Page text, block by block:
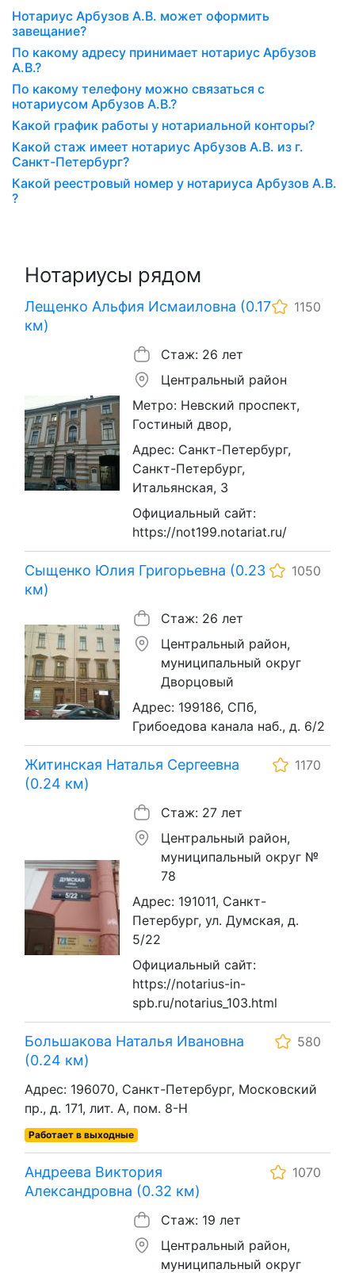
Нотариус Арбузов А.В. может оформить
завещание?
По какому адресу принимает нотариус Арбузов
А.В.?
По какому телефону можно связаться с
нотариусом Арбузов А.В.?
Какой график работы у нотариальной конторы?
Какой стаж имеет нотариус Арбузов А.В. из г.
Санкт-Петербург?
Какой реестровый номер у нотариуса Арбузов А.В.
?
Нотариусы рядом
Лещенко Альфия Исмаиловна (0.17
км)
1150
Стаж: 26 лет
Центральный район
Метро: Невский проспект,
Гостиный двор,
Адрес: Санкт-Петербург,
Санкт-Петербург,
Итальянская, 3
Официальный сайт:
https://not199.notariat.ru/
Сыщенко Юлия Григорьевна (0.23
км)
1050
Стаж: 26 лет
Центральный район,
муниципальный округ
Дворцовый
Адрес: 199186, СПб,
Грибоедова канала наб., д. 6/2
Житинская Наталья Сергеевна
(0.24 км)
1170
Стаж: 27 лет
Центральный район,
муниципальный округ №
78
Адрес: 191011, Санкт-
Петербург, ул. Думская, д.
5/22
Официальный сайт:
https://notarius-in-
spb.ru/notarius_103.html
Большакова Наталья Ивановна
(0.24 км)
580
Адрес: 196070, Санкт-Петербург, Московский
пр., д. 171, лит. А, пом. 8-Н
Работает в выходные
Андреева Виктория
Александровна (0.32 км)
1070
Стаж: 19 лет
Центральный район,
муниципальный округ